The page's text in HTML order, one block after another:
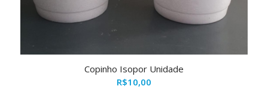
Copinho Isopor Unidade
R$10,00